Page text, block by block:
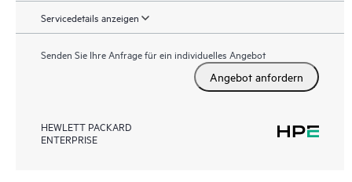
Servicedetails anzeigen
Senden Sie Ihre Anfrage für ein individuelles Angebot
Angebot anfordern
HEWLETT PACKARD
ENTERPRISE